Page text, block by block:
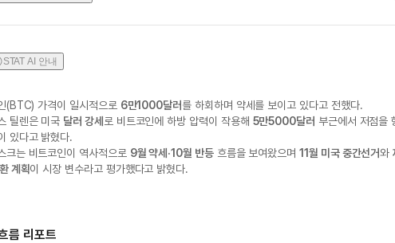
STAT AI 안내
(BTC) 가격이 일시적으로 6만1000달러를 하회하며 약세를 보이고 있다고 전했다.
틸렌은 미국 달러 강세 로 비트코인에 하방 압력이 작용해 5만5000달러 부근에서 저점을
있다고 밝혔다.
크는 비트코인이 역사적으로 9월 약세·10월 반등흐름을 보여왔으며11월 미국 중간선거와
계획이 시장 변수라고 평가했다고 밝혔다.
름 리포트